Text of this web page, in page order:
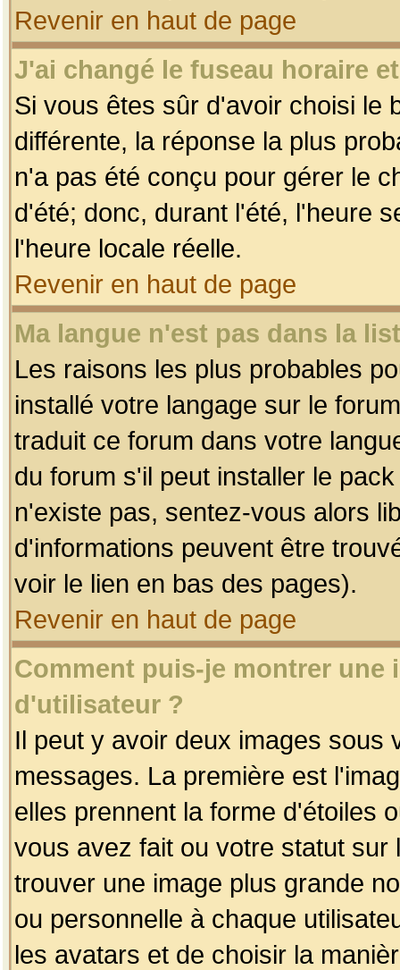
Revenir en haut de page
J'ai changé le fuseau horaire
Si vous êtes sûr d'avoir choisi le
différente, la réponse la plus
n'a pas été conçu pour gérer le
d'été; donc, durant l'été, l'heure
l'heure locale réelle.
Revenir en haut de page
Ma langue n'est pas dans la
Les raisons les plus probables
installé votre langage sur le
traduit ce forum dans votre
du forum s'il peut installer le
n'existe pas, sentez-vous alors
d'informations peuvent être
voir le lien en bas des pages).
Revenir en haut de page
Comment puis-je montrer une
d'utilisateur ?
Il peut y avoir deux images sous
messages. La première est
elles prennent la forme d'étoiles
vous avez fait ou votre statut
trouver une image plus grande
ou personnelle à chaque
les avatars et de choisir la